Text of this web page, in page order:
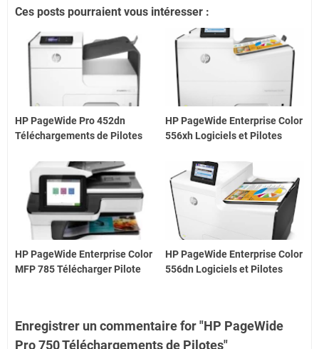
Ces posts pourraient vous intéresser :
HP PageWide Pro 452dn
Téléchargements de Pilotes
HP PageWide Enterprise Color
556xh Logiciels et Pilotes
HP PageWide Enterprise Color
MFP 785 Télécharger Pilote
HP PageWide Enterprise Color
556dn Logiciels et Pilotes
Enregistrer un commentaire for "HP PageWide
Pro 750 Téléchargements de Pilotes"